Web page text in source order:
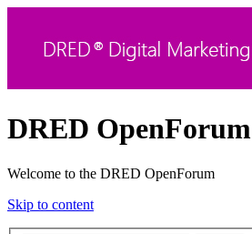
DRED OpenForum
Welcome to the DRED OpenForum
Skip to content